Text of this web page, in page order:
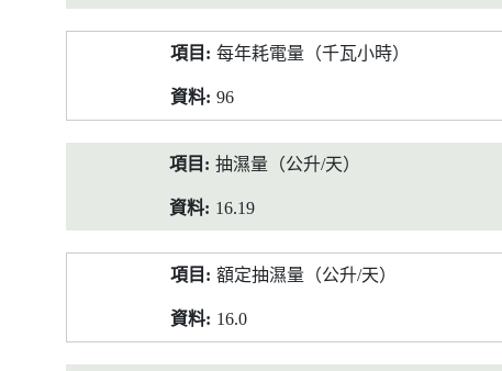
每年耗電量（千瓦小時）
96
抽濕量（公升/天）
16.19
額定抽濕量（公升/天）
16.0